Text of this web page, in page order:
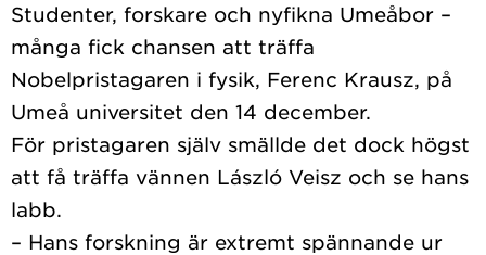
Studenter, forskare och nyfikna Umeåbor –
många fick chansen att träffa
Nobelpristagaren i fysik, Ferenc Krausz, på
Umeå universitet den 14 december.
För pristagaren själv smällde det dock högst
att få träffa vännen László Veisz och se hans
labb.
– Hans forskning är extremt spännande ur